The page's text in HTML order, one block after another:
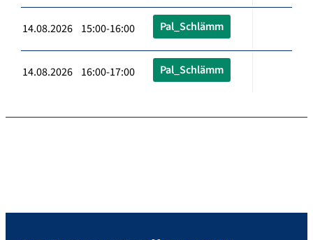
14.08.2026 15:00-16:00 Pal_Schlämm
14.08.2026 16:00-17:00 Pal_Schlämm